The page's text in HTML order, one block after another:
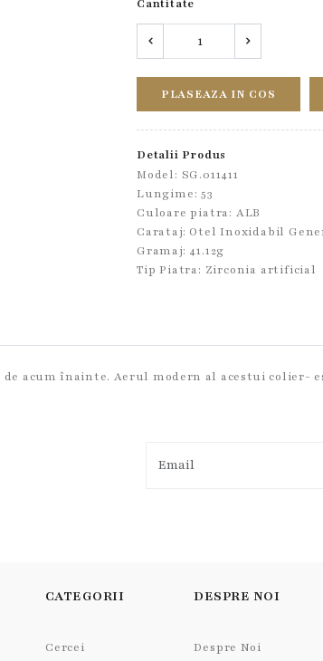
Cantitate
PLASEAZA IN COS
Detalii Produs
Model: SG.011411
Lungime: 53
Culoare piatra: ALB
Carataj: Otel Inoxidabil
Gramaj: 41.12g
Tip Piatra: Zirconia artificial
acum înainte. Aerul modern al acestui colier-
CATEGORII
Cercei
DESPRE NOI
Despre Noi